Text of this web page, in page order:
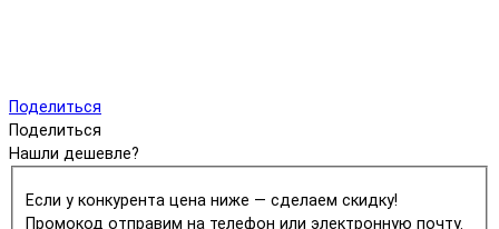
Поделиться
Поделиться
Нашли дешевле?
Если у конкурента цена ниже — сделаем скидку!
Промокод отправим на телефон или электронную почту.